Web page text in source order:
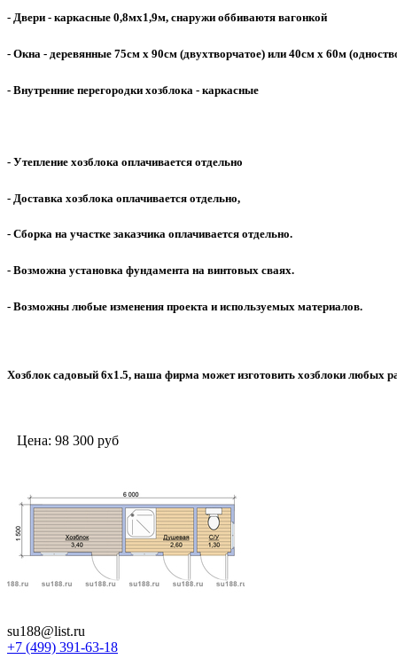
- Двери - каркасные 0,8мх1,9м, снаружи оббиваютя вагонкой
- Окна - деревянные 75см х 90см (двухтворчатое) или 40см х 60м
- Внутренние перегородки хозблока - каркасные
- Утепление хозблока оплачивается отдельно
- Доставка хозблока оплачивается отдельно,
- Сборка на участке заказчика оплачивается отдельно.
- Возможна установка фундамента на винтовых сваях.
- Возможны любые изменения проекта и используемых материалов.
Хозблок садовый 6х1.5, наша фирма может изготовить хозблоки любых
Цена: 98 300 руб
su188@list.ru
+7 (499) 391-63-18